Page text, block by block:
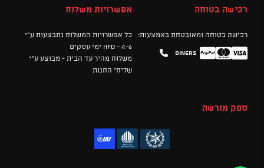
רכישה בטוחה
רכישה בטוחה ומאובטחת באמצעות:
Visa
Mastercard
PayPal
Diners
אפשרויות משלוח
כל אפשרויות המשלוח נתבצעות ע"י
HFD - 4-6 ימי עסקים
משלוח מהיר עד הבית - מבוצע ע"י
שליחי החנות
ספק מורשה